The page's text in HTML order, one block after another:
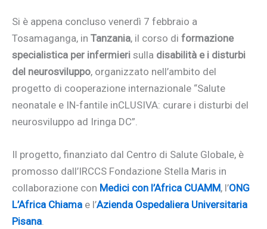
Si è appena concluso venerdì 7 febbraio a
Tosamaganga, in Tanzania, il corso di formazione
specialistica per infermieri sulla disabilità e i disturbi
del neurosviluppo, organizzato nell’ambito del
progetto di cooperazione internazionale “Salute
neonatale e IN-fantile inCLUSIVA: curare i disturbi del
neurosviluppo ad Iringa DC”.
Il progetto, finanziato dal Centro di Salute Globale, è
promosso dall’IRCCS Fondazione Stella Maris in
collaborazione con Medici con l’Africa CUAMM, l’ONG
L’Africa Chiama e l’Azienda Ospedaliera Universitaria
Pisana.